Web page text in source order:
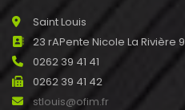
Saint Louis
23 rAPente Nicole La Rivière
0262 39 41 41
0262 39 41 42
stlouis@ofim.fr